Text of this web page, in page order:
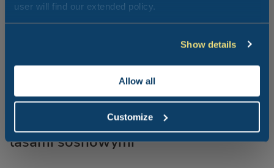
user will find our extended policy.
Show details
Allow all
Customize
Trekking i wycieczki między morzem a
lasami sosnowymi